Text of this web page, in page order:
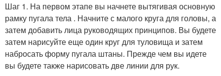
Шаг 1. На первом этапе вы начнете вытягивая основную
рамку пугала тела . Начните с малого круга для головы, а
затем добавить лица руководящих принципов. Вы будете
затем нарисуйте еще один круг для туловища и затем
набросать форму пугала штаны. Прежде чем вы идете
вы будете также нарисовать две линии для рук.